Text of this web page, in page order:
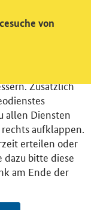
und Energie
Einwilligung für
Wir
Zusätzlich
allen Diensten
aufklappen.
erteilen oder
bitte diese
am Ende der
von